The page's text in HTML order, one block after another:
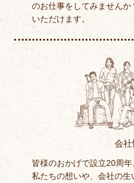
のお仕事をしてみません
いただけます。
会社
皆様のおかげで設立20周年
私たちの想いや、会社の